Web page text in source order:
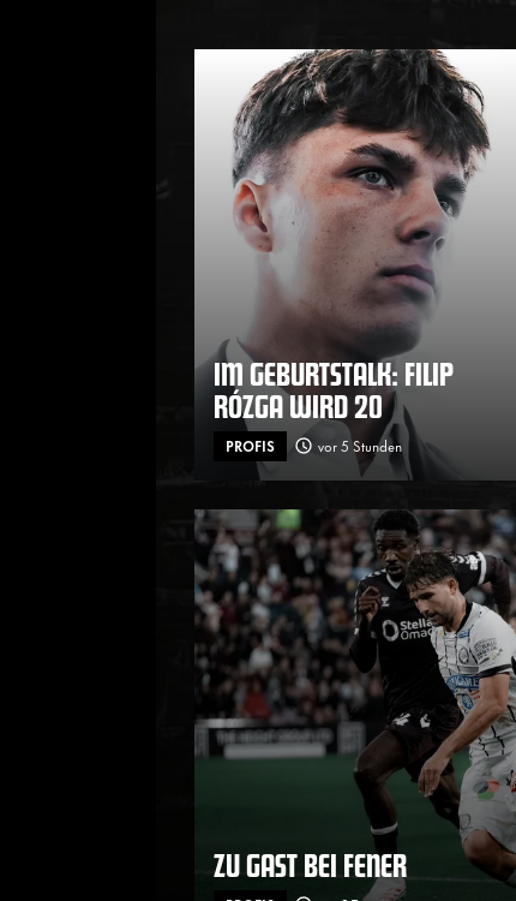
IM GEBURTSTALK: FILIP
RÓZGA WIRD 20
PROFIS vor 5 Stunden
ZU GAST BEI FENER